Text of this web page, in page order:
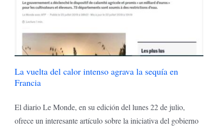
La vuelta del calor intenso agrava la sequía en
Francia
El diario Le Monde, en su edición del lunes 22 de julio,
ofrece un interesante artículo sobre la iniciativa del gobierno